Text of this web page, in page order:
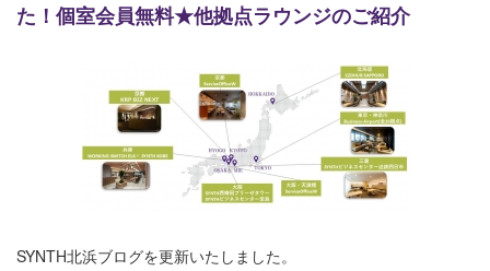
た！個室会員無料★他拠点ラウンジのご紹介
SYNTH北浜ブログを更新いたしました。